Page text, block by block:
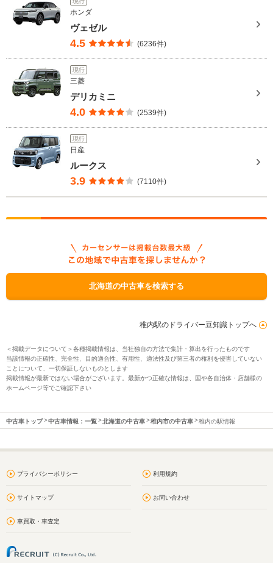
ホンダ
ヴェゼル
4.5 (6236件)
現行
三菱
デリカミニ
4.0 (2539件)
現行
日産
ルークス
3.9 (7110件)
北海道の中古車を検索する
稚内駅のドライバー豆知識トップへ
＜掲載データについて＞各種掲載情報は、当社独自の方法で集計・算出を行ったものです
当該情報の正確性、完全性、目的適合性、有用性、適法性及び第三者の権利を侵害していない
ことについて、一切保証しないものとします
掲載情報が最新ではない場合がございます。最新かつ正確な情報は、国や各自治体・店舗様の
ホームページ等でご確認下さい
中古車トップ 中古車情報：一覧 北海道の中古車 稚内市の中古車 稚内の駅情報
プライバシーポリシー 利用規約
サイトマップ お問い合わせ
車買取・車査定